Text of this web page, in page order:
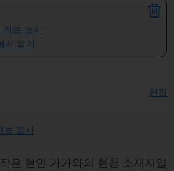
정보 표시
열기
편집
보 표시
은 현인 가가와의 현청 소재지입